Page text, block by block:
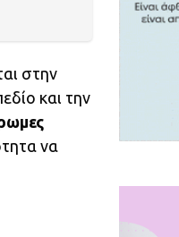
στην
και την
να